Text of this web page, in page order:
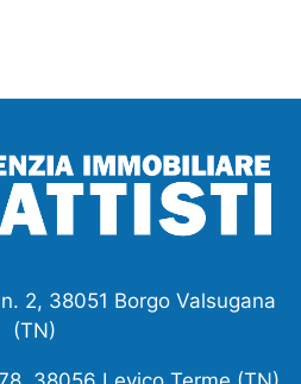
2, 38051 Borgo Valsugana
(TN)